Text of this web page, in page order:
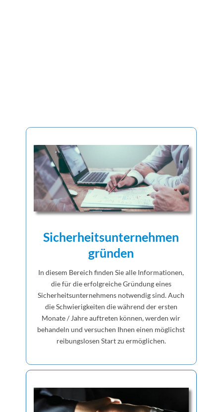
Sicherheitsunternehmen
gründen
In diesem Bereich finden Sie alle Informationen,
die für die erfolgreiche Gründung eines
Sicherheitsunternehmens notwendig sind. Auch
die Schwierigkeiten die während der ersten
Monate / Jahre auftreten können, werden wir
behandeln und versuchen Ihnen einen möglichst
reibungslosen Start zu ermöglichen.